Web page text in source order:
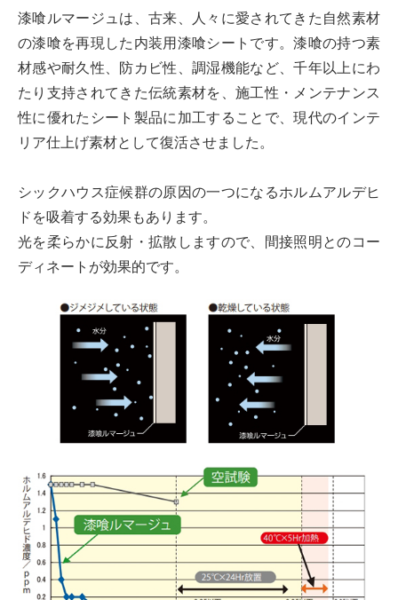
漆喰ルマージュは、古来、人々に愛されてきた自然素材
の漆喰を再現した内装用漆喰シートです。漆喰の持つ素
材感や耐久性、防カビ性、調湿機能など、千年以上にわ
たり支持されてきた伝統素材を、施工性・メンテナンス
性に優れたシート製品に加工することで、現代のインテ
リア仕上げ素材として復活させました。
シックハウス症候群の原因の一つになるホルムアルデヒ
ドを吸着する効果もあります。
光を柔らかに反射・拡散しますので、間接照明とのコー
ディネートが効果的です。